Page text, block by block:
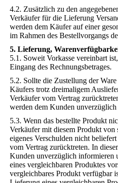
4.2. Zusätzlich zu den
Verkäufer für die Lieferung
werden dem Käufer auf einer
im Rahmen des Bestellvorgangs
5. Lieferung,
5.1. Soweit Vorkasse vereinbart
Eingang des Rechnungsbetrages.
5.2. Sollte die Zustellung der
Käufers trotz dreimaligem
Verkäufer vom Vertrag
werden dem Kunden unverzüglich
5.3. Wenn das bestellte Produkt
Verkäufer mit diesem Produkt von
eigenes Verschulden nicht
vom Vertrag zurücktreten. In
Kunden unverzüglich informieren
eines vergleichbaren Produktes
vergleichbares Produkt verfügbar